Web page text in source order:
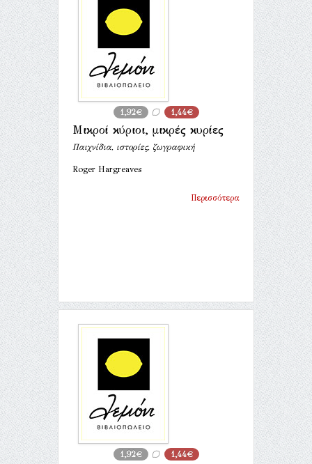
1,92€ 1,44€
Μικροί κύριοι, μικρές κυρίες
Παιχνίδια, ιστορίες, ζωγραφική
Roger Hargreaves
Περισσότερα
1,92€ 1,44€